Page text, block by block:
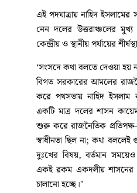
এই পদযাত্রায় নাহিদ
নেন দলের উত্তরাঞ্চলের
কেন্দ্রীয় ও স্থানীয় পর্যায়ের
‘সংসদে কথা বলতে দেওয়া হয়
বিগত সরকারের আমলের
করে পথসভায় নাহিদ
একটি মাত্র দলের শাসন
শুরু করে রাজনৈতিক
স্বাধীনতা ছিল না; কথা
দুঃখের বিষয়, বর্তমান
একই রকম একদলীয় শাসনের
চালানো হচ্ছে।"